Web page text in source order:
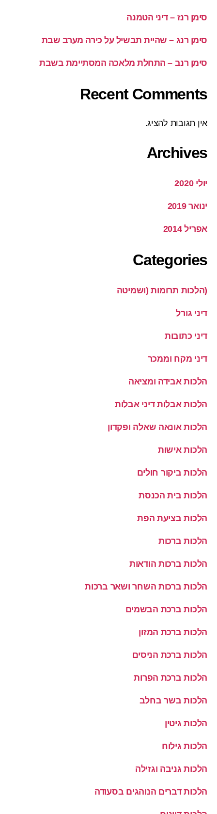
סימן רנז – דיני הטמנה
סימן רנג – שהיית תבשיל על כירה מערב שבת
סימן רנב – התחלת מלאכה המסתיימת בשבת
Recent Comments
אין תגובות להציג.
Archives
יולי 2020
ינואר 2019
אפריל 2014
Categories
(הלכות תרומות (ושמיטה
דיני גורל
דיני כתובות
דיני מקח וממכר
הלכות אבידה ומציאה
הלכות אבלות דיני אבלות
הלכות אונאה שאלה ופקדון
הלכות אישות
הלכות ביקור חולים
הלכות בית הכנסת
הלכות בציעת הפת
הלכות ברכות
הלכות ברכות הודאות
הלכות ברכות השחר ושאר ברכות
הלכות ברכת הבשמים
הלכות ברכת המזון
הלכות ברכת הניסים
הלכות ברכת הפרות
הלכות בשר בחלב
הלכות גיטין
הלכות גילוח
הלכות גניבה וגזילה
הלכות דברים הנוהגים בסעודה